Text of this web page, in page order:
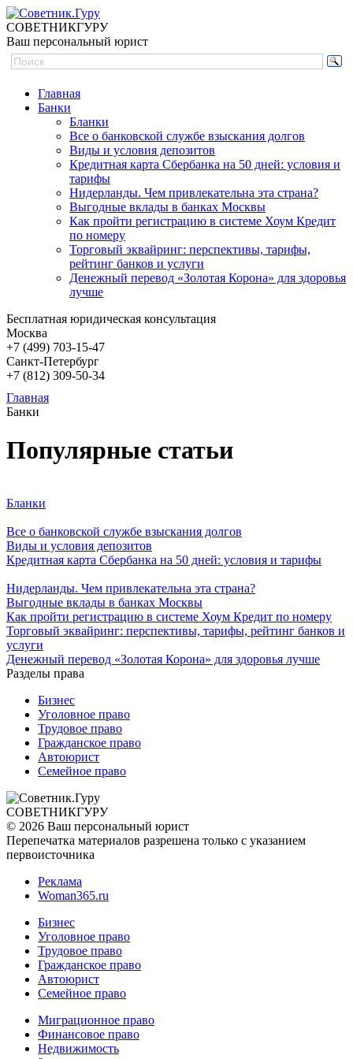
СОВЕТНИКГУРУ
Ваш персональный юрист
Главная
Банки
Бланки
Все о банковской службе взыскания долгов
Виды и условия депозитов
Кредитная карта Сбербанка на 50 дней: условия и
тарифы
Нидерланды. Чем привлекательна эта страна?
Выгодные вклады в банках Москвы
Как пройти регистрацию в системе Хоум Кредит
по номеру
Торговый эквайринг: перспективы, тарифы,
рейтинг банков и услуги
Денежный перевод «Золотая Корона» для здоровья
лучше
Бесплатная юридическая консультация
Москва
+7 (499) 703-15-47
Санкт-Петербург
+7 (812) 309-50-34
Главная
Банки
Популярные статьи
Бланки
Все о банковской службе взыскания долгов
Виды и условия депозитов
Кредитная карта Сбербанка на 50 дней: условия и тарифы
Нидерланды. Чем привлекательна эта страна?
Выгодные вклады в банках Москвы
Как пройти регистрацию в системе Хоум Кредит по номеру
Торговый эквайринг: перспективы, тарифы, рейтинг банков и
услуги
Денежный перевод «Золотая Корона» для здоровья лучше
Разделы права
Бизнес
Уголовное право
Трудовое право
Гражданское право
Автоюрист
Семейное право
СОВЕТНИКГУРУ
© 2026 Ваш персональный юрист
Перепечатка материалов разрешена только с указанием
первоисточника
Реклама
Woman365.ru
Бизнес
Уголовное право
Трудовое право
Гражданское право
Автоюрист
Семейное право
Миграционное право
Финансовое право
Недвижимость